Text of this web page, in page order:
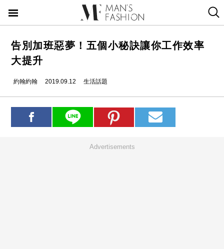
告別加班惡夢！五個小秘訣讓你工作效率
大提升
約翰約翰 2019.09.12 生活話題
Advertisements